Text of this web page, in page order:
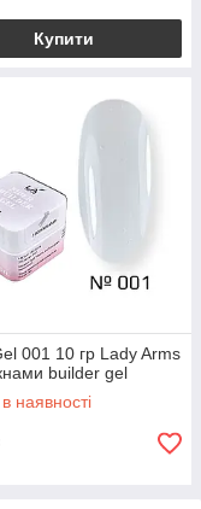
Купити
001 10 гр Lady Arms
builder gel
наявності